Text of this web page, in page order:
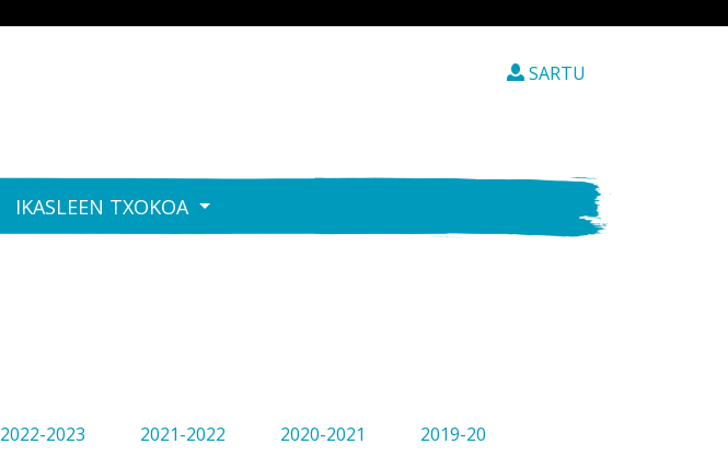
SARTU
IKASLEEN TXOKOA
2022-2023 2021-2022 2020-2021
2019-20